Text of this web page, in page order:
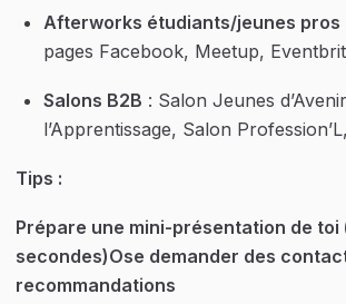
Afterworks étudiants/jeunes pros
pages Facebook, Meetup,
Salons B2B : Salon Jeunes
l’Apprentissage, Salon
Tips :
Prépare une mini-présentation de toi
secondes)Ose demander des
recommandations